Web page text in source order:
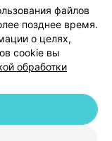
Республика Беларусь,
файлов
позднее время.
о целях,
cookie вы
обработки